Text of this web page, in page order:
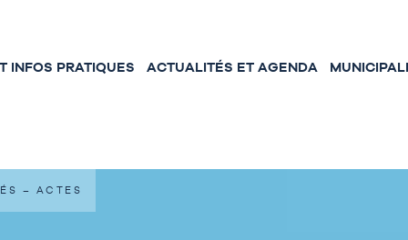
INFOS PRATIQUES ACTUALITÉS ET AGENDA
– ACTES